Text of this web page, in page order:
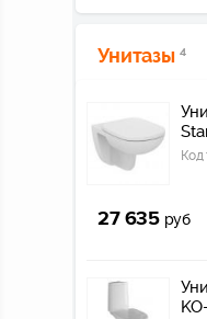
Унитазы 4
27 635 руб